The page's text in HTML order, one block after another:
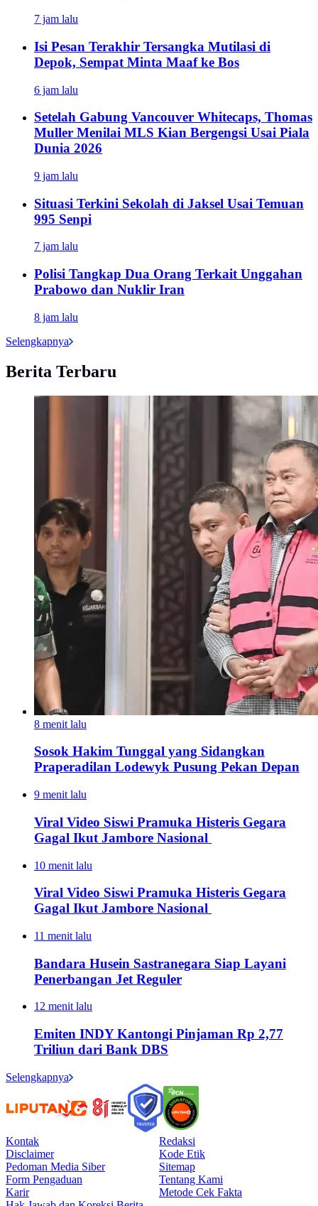
7 jam lalu
Isi Pesan Terakhir Tersangka Mutilasi di
Depok, Sempat Minta Maaf ke Bos
6 jam lalu
Setelah Gabung Vancouver Whitecaps, Thomas
Muller Menilai MLS Kian Bergengsi Usai Piala
Dunia 2026
9 jam lalu
Situasi Terkini Sekolah di Jaksel Usai Temuan
995 Senpi
7 jam lalu
Polisi Tangkap Dua Orang Terkait Unggahan
Prabowo dan Nuklir Iran
8 jam lalu
Selengkapnya
Berita Terbaru
8 menit lalu
Sosok Hakim Tunggal yang Sidangkan
Praperadilan Lodewyk Pusung Pekan Depan
9 menit lalu
Viral Video Siswi Pramuka Histeris Gegara
Gagal Ikut Jambore Nasional
10 menit lalu
Viral Video Siswi Pramuka Histeris Gegara
Gagal Ikut Jambore Nasional
11 menit lalu
Bandara Husein Sastranegara Siap Layani
Penerbangan Jet Reguler
12 menit lalu
Emiten INDY Kantongi Pinjaman Rp 2,77
Triliun dari Bank DBS
Selengkapnya
Kontak
Redaksi
Disclaimer
Kode Etik
Pedoman Media Siber
Sitemap
Form Pengaduan
Tentang Kami
Karir
Metode Cek Fakta